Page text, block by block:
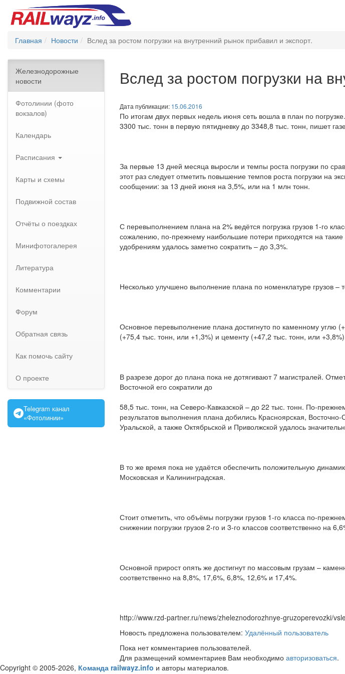
Главная Новости Вслед за ростом погрузки на внутренний рынок прибавил и экспорт.
Железнодорожные
новости
Фотолинии (фото
вокзалов)
Календарь
Расписания
Карты и схемы
Подвижной состав
Отчёты о поездках
Минифотогалерея
Литература
Комментарии
Форум
Обратная связь
Как помочь сайту
О проекте
Telegram канал
«Фотолинии»
Вслед за ростом погрузки на
Дата публикации: 15.06.2016
По итогам двух первых недель июня сеть вошла в план по
3300 тыс. тонн в первую пятидневку до 3348,8 тыс. тонн, пишет
За первые 13 дней месяца выросли и темпы роста погрузки по
этот раз следует отметить повышение темпов роста погрузки на
сообщении: за 13 дней июня на 3,5%, или на 1 млн тонн.
С перевыполнением плана на 2% ведётся погрузка грузов 1-го
сожалению, по-прежнему наибольшие потери приходятся на
удобрениям удалось заметно сократить – до 3,3%.
Несколько улучшено выполнение плана по номенклатуре грузов –
Основное перевыполнение плана достигнуто по каменному углю
(+75,4 тыс. тонн, или +1,3%) и цементу (+47,2 тыс. тонн, или
В разрезе дорог до плана пока не дотягивают 7 магистралей.
Восточной его сократили до
58,5 тыс. тонн, на Северо-Кавказской – до 22 тыс. тонн. По-
результатов выполнения плана добились Красноярская,
Уральской, а также Октябрьской и Приволжской удалось
В то же время пока не удаётся обеспечить положительную
Московская и Калининградская.
Стоит отметить, что объёмы погрузки грузов 1-го класса по-
снижении погрузки грузов 2-го и 3-го классов соответственно на
Основной прирост опять же достигнут по массовым грузам –
соответственно на 8,8%, 17,6%, 6,8%, 12,6% и 17,4%.
http://www.rzd-partner.ru/news/zheleznodorozhnye-gruzoperevozki/
Новость предложена пользователем: Удалённый пользователь
Пока нет комментариев пользователей.
Для размещений комментариев Вам необходимо авторизоваться.
Copyright © 2005-2026, Команда railwayz.info и авторы материалов.